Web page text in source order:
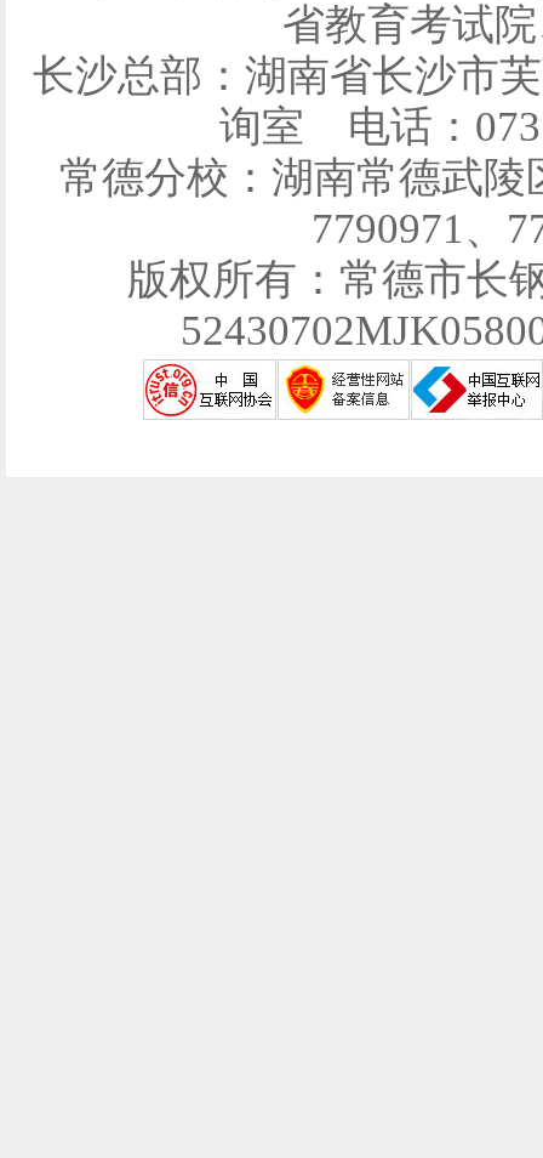
省教育考试
长沙总部：湖南省长沙市
询室 电话：
常德分校：湖南常德武
7790971、
版权所有：常德市